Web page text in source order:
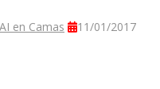
en Camas 11/01/2017